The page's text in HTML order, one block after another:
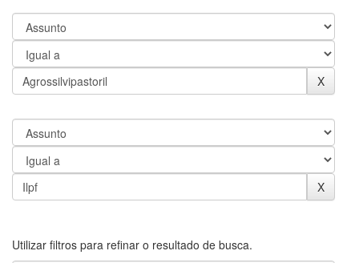
Utilizar filtros para refinar o resultado de busca.